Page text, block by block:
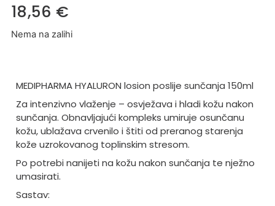
18,56 €
Nema na zalihi
MEDIPHARMA HYALURON losion poslije sunčanja 150ml
Za intenzivno vlaženje – osvježava i hladi kožu nakon
sunčanja. Obnavljajući kompleks umiruje osunčanu
kožu, ublažava crvenilo i štiti od preranog starenja
kože uzrokovanog toplinskim stresom.
Po potrebi nanijeti na kožu nakon sunčanja te nježno
umasirati.
Sastav: